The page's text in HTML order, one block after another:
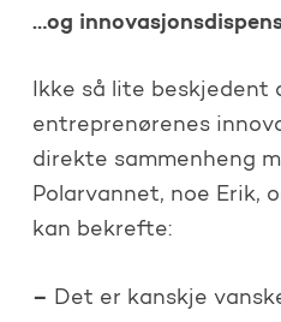
…og
Ikke så lite beskjedent
entreprenørenes
direkte sammenheng
Polarvannet, noe Erik,
kan bekrefte:
– Det er kanskje